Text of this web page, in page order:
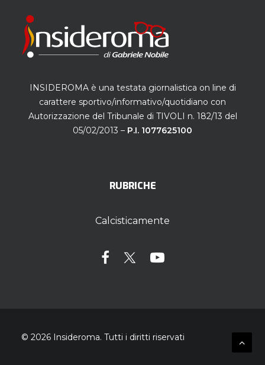
INSIDEROMA è una testata giornalistica on line di
carattere sportivo/informativo/quotidiano con
Autorizzazione del Tribunale di TIVOLI n. 182/13 del
05/02/2013 – P.I. 1077625100
RUBRICHE
Calcisticamente
© 2026 Insideroma. Tutti i diritti riservati